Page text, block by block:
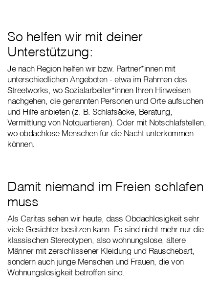
So helfen wir mit deiner
Unterstützung:
Je nach Region helfen wir bzw. Partner*innen mit
unterschiedlichen Angeboten - etwa im Rahmen des
Streetworks, wo Sozialarbeiter*innen Ihren Hinweisen
nachgehen, die genannten Personen und Orte aufsuchen
und Hilfe anbieten (z. B. Schlafsäcke, Beratung,
Vermittlung von Notquartieren). Oder mit Notschlafstellen,
wo obdachlose Menschen für die Nacht unterkommen
können.
Damit niemand im Freien schlafen
muss
Als Caritas sehen wir heute, dass Obdachlosigkeit sehr
viele Gesichter besitzen kann. Es sind nicht mehr nur die
klassischen Stereotypen, also wohnungslose, ältere
Männer mit zerschlissener Kleidung und Rauschebart,
sondern auch junge Menschen und Frauen, die von
Wohnungslosigkeit betroffen sind.